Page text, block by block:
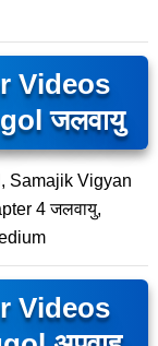
Videos
जलवायु
Samajik Vigyan
4 जलवायु,
Videos